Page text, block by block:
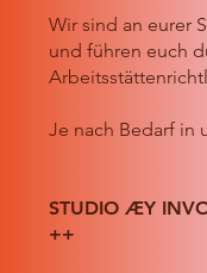
Wir sind an eurer
und führen euch
Je nach Bedarf in
STUDIO ÆY
++